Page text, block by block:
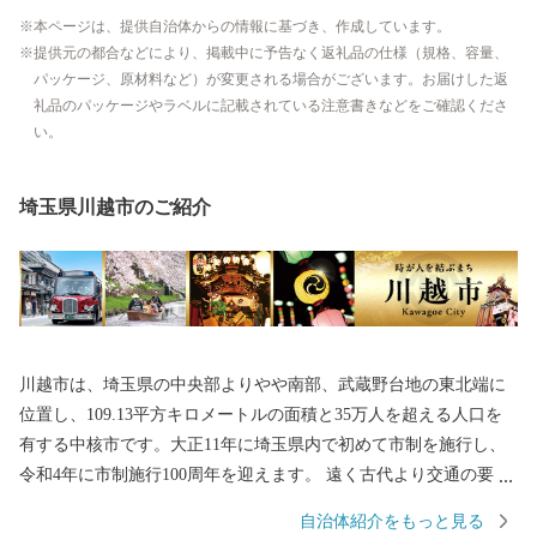
本ページは、提供自治体からの情報に基づき、作成しています。
提供元の都合などにより、掲載中に予告なく返礼品の仕様（規格、容量、
パッケージ、原材料など）が変更される場合がございます。お届けした返
礼品のパッケージやラベルに記載されている注意書きなどをご確認くださ
い。
埼玉県川越市のご紹介
川越市は、埼玉県の中央部よりやや南部、武蔵野台地の東北端に
位置し、109.13平方キロメートルの面積と35万人を超える人口を
有する中核市です。大正11年に埼玉県内で初めて市制を施行し、
令和4年に市制施行100周年を迎えます。 遠く古代より交通の要
には桓武平氏の流れをくむ武蔵武士の河越氏が館を構え勢力を伸
自治体紹介をもっと見る